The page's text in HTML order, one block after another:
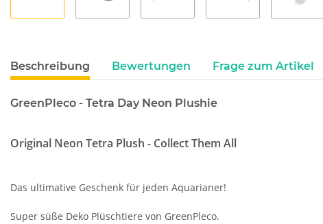
Beschreibung Bewertungen Frage zum Artikel
GreenPleco - Tetra Day Neon Plushie
Original Neon Tetra Plush - Collect Them All
Das ultimative Geschenk für jeden Aquarianer!
Super süße Deko Plüschtiere von GreenPleco.